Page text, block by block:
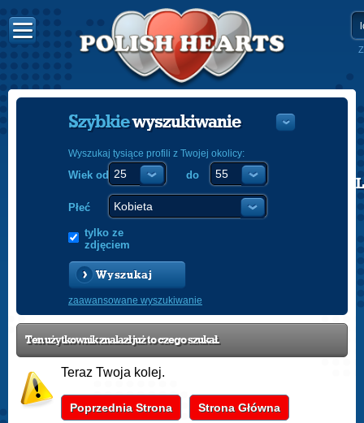
POLISH
Szybkiewyszukiwanie
Wyszukaj tysiące profili z Twojej okolicy:
Wiek od do
Płeć
tylko ze
zdjęciem
Wyszukaj
zaawansowane wyszukiwanie
Ten użytkownik znalazł już to czego szukał.
Teraz Twoja kolej.
Poprzednia Strona Strona Główna